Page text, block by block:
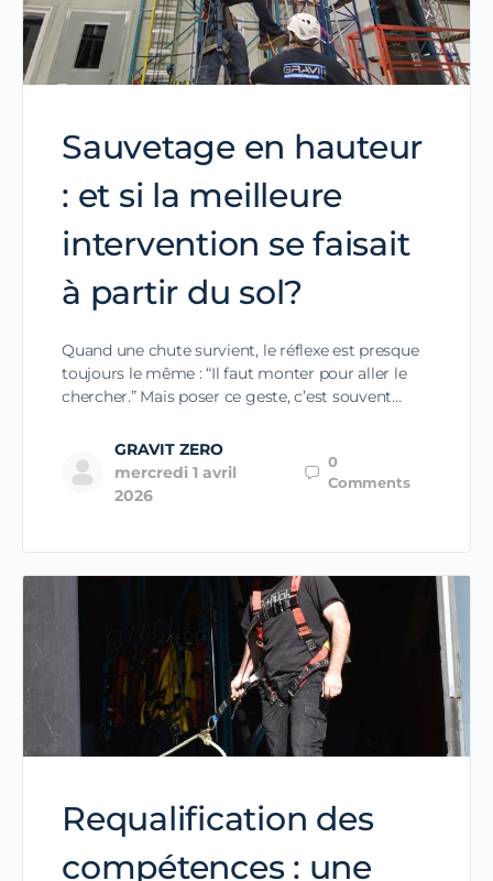
Sauvetage en hauteur
: et si la meilleure
intervention se faisait
à partir du sol?
Quand une chute survient, le réflexe est presque
toujours le même : “Il faut monter pour aller le
chercher.” Mais poser ce geste, c’est souvent…
GRAVIT ZERO
mercredi 1 avril
2026
0
Comments
Requalification des
compétences : une